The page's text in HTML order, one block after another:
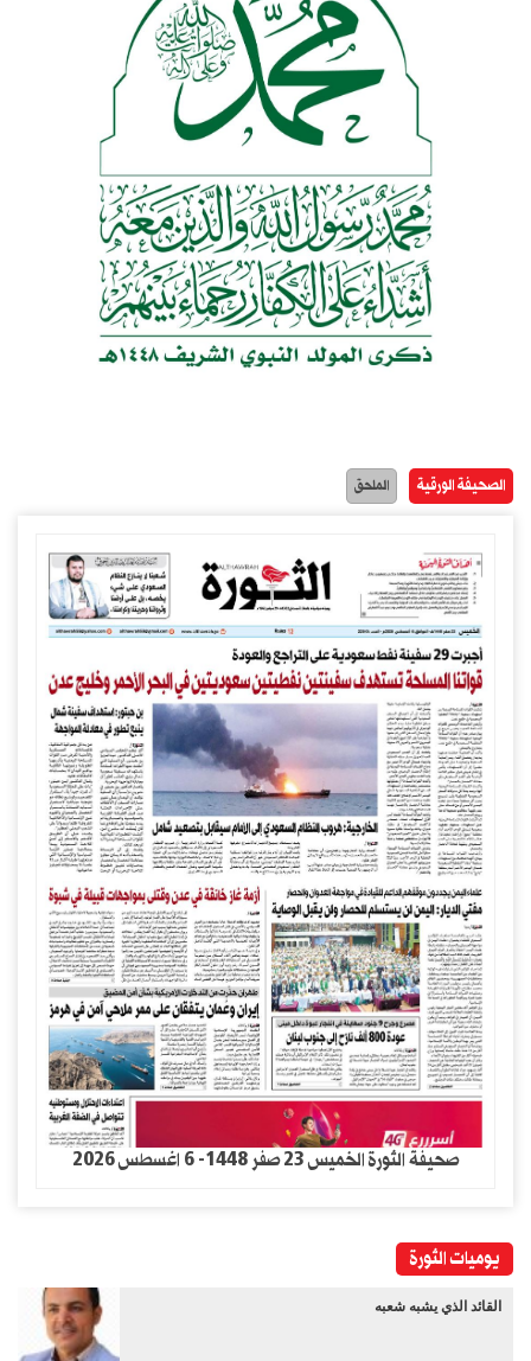
الصحيفة الورقية الملحق
صحيفة الثورة الخميس 23 صفر 1448- 6 اغسطس 2026
يوميات الثورة
القائد الذي يشبه شعبه